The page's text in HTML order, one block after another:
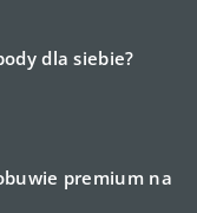
dla siebie?
premium na